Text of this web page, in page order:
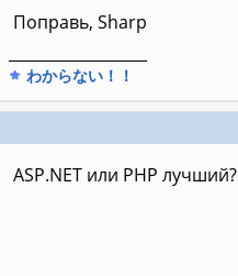
Поправь, Sharp
わからない！！
ASP.NET или PHP лучший?